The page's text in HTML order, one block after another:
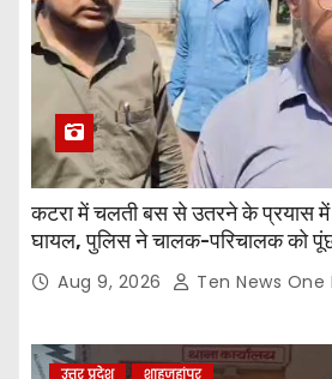
कटरा में चलती बस से उतरने के प्रयास
घायल, पुलिस ने चालक-परिचालक को
लियाAug 9, 2026 Ten News One
उत्तर प्रदेश शाहजहांपुर